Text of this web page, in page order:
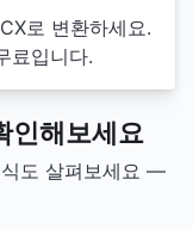
로 변환하세요.
료입니다.
인해보세요
도 살펴보세요 —